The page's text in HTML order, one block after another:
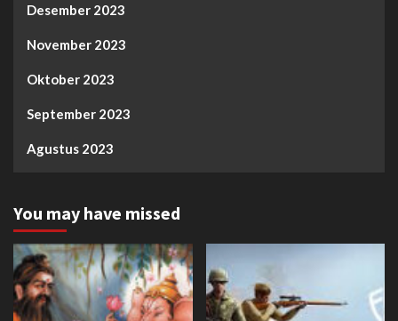
Desember 2023
November 2023
Oktober 2023
September 2023
Agustus 2023
You may have missed